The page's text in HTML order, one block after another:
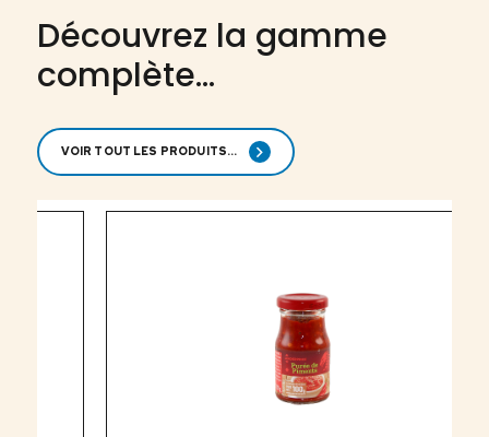
Découvrez la gamme
complète...
VOIR TOUT LES PRODUITS...